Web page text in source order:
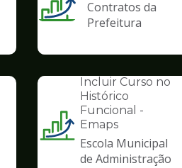
Contratos da
Prefeitura
Ilustração
pagina
Incluir Curso no
Histórico
Funcional -
Emaps
Escola Municipal
de Administração